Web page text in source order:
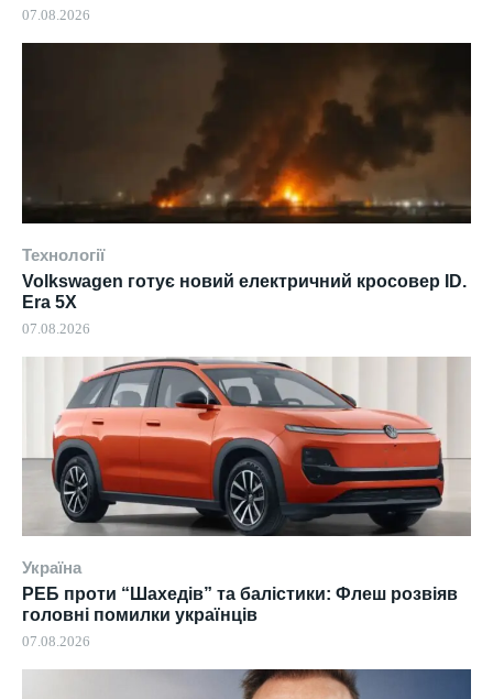
07.08.2026
Технології
Volkswagen готує новий електричний кросовер ID.
Era 5X
07.08.2026
Україна
РЕБ проти “Шахедів” та балістики: Флеш розвіяв
головні помилки українців
07.08.2026